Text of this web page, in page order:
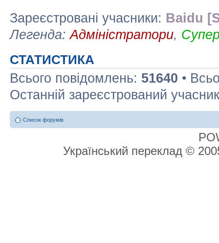
Зареєстровані учасники: Baidu
Легенда:Адміністратори,
СТАТИСТИКА
Всього повідомлень: 51640 •
Останній зареєстрований
Список форумів
Український переклад ©